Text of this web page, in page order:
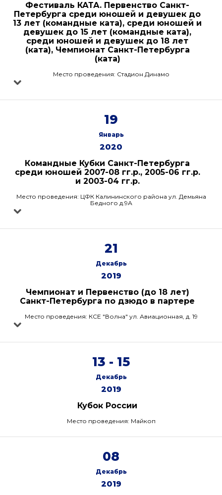
Фестиваль КАТА. Первенство Санкт-
Петербурга среди юношей и девушек до
13 лет (командные ката), среди юношей и
девушек до 15 лет (командные ката),
среди юношей и девушек до 18 лет
(ката), Чемпионат Санкт-Петербурга
(ката)
Место проведения: Стадион Динамо
19
Январь
2020
Командные Кубки Санкт-Петербурга
среди юношей 2007-08 гг.р., 2005-06 гг.р.
и 2003-04 гг.р.
Место проведения: ЦФК Калининского района ул. Демьяна
Бедного д.9А
21
Декабрь
2019
Чемпионат и Первенство (до 18 лет)
Санкт-Петербурга по дзюдо в партере
Место проведения: КСЕ "Волна" ул. Авиационная, д. 19
13 - 15
Декабрь
2019
Кубок России
Место проведения: Майкоп
08
Декабрь
2019